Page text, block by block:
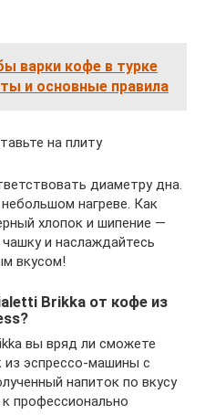
варки кофе в турке
и основные правила
на плиту
диаметру дна.
нагреве. Как
хлопок и шипение —
и наслаждайтесь
вкусом!
Brikka от кофе из
вы вряд ли сможете
из эспрессо-машины с
напиток по вкусу
профессионально